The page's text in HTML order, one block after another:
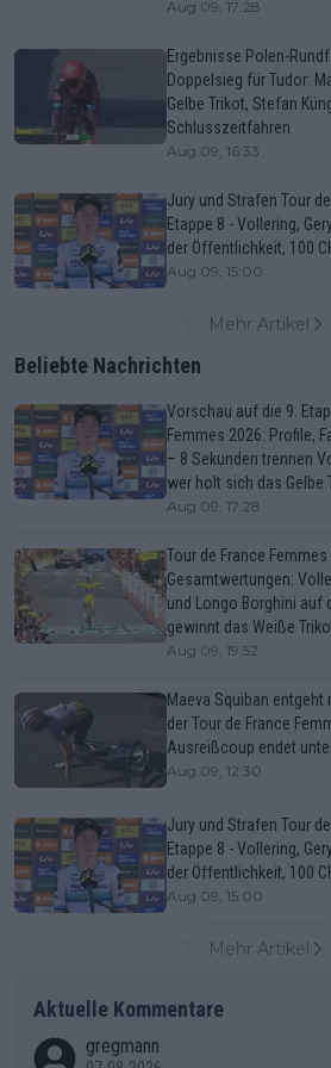
Aug 09, 17:28
Ergebnisse Polen-
Doppelsieg für Tudor:
Gelbe Trikot, Stefan
Schlusszeitfahren
Aug 09, 16:33
Jury und Strafen Tour
Etappe 8 - Vollering,
der Öffentlichkeit, 100
Aug 09, 15:00
Mehr Artikel
Beliebte Nachrichten
Vorschau auf die 9.
Femmes 2026: Profile,
– 8 Sekunden trennen
wer holt sich das Gelbe
Aug 09, 17:28
Tour de France
Gesamtwertungen:
und Longo Borghini auf
gewinnt das Weiße
Aug 09, 19:52
Maeva Squiban
der Tour de France
Ausreißcoup endet
Aug 09, 12:30
Jury und Strafen Tour
Etappe 8 - Vollering,
der Öffentlichkeit, 100
Aug 09, 15:00
Mehr Artikel
Aktuelle Kommentare
gregmann